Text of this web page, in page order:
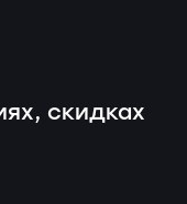
скидках